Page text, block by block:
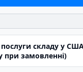
складу у
при замовленні)